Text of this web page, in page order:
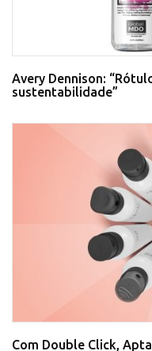
Avery Dennison:
sustentabilidade”
Com Double Click,